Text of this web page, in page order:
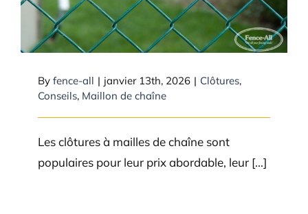
By fence-all | janvier 13th, 2026 | Clôtures,
Conseils, Maillon de chaîne
Les clôtures à mailles de chaîne sont
populaires pour leur prix abordable, leur [...]